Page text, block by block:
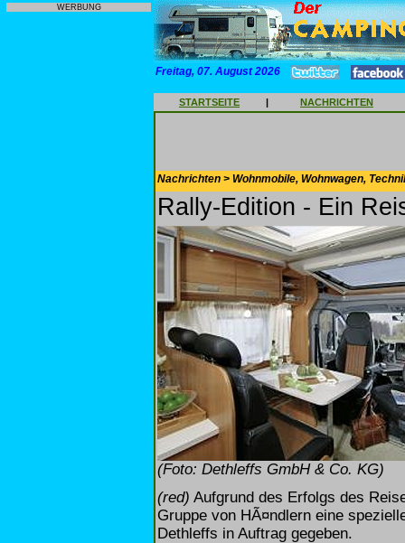
WERBUNG
Freitag, 07. August 2026
STARTSEITE | NACHRICHTEN
Nachrichten > Wohnmobile, Wohnwagen,
Rally-Edition - Ein
(Foto: Dethleffs GmbH & Co. KG)
(red) Aufgrund des Erfolgs des
Gruppe von HÃ¤ndlern eine
Dethleffs in Auftrag gegeben.